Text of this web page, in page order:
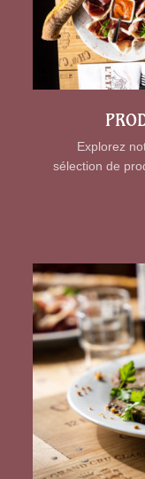
Explorez
sélection de